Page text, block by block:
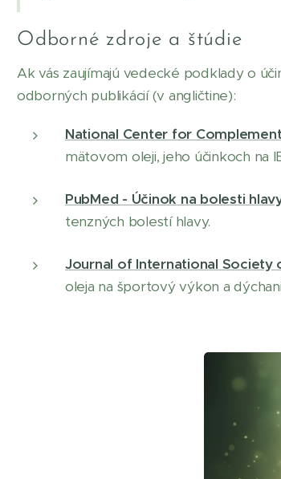
Odborné zdroje a štúdie
Ak vás zaujímajú vedecké podklady o
odborných publikácií (v angličtine):
National Center for
mätovom oleji, jeho účinkoch na
PubMed - Účinok na bolesti
tenzných bolestí hlavy.
Journal of International Society
oleja na športový výkon a